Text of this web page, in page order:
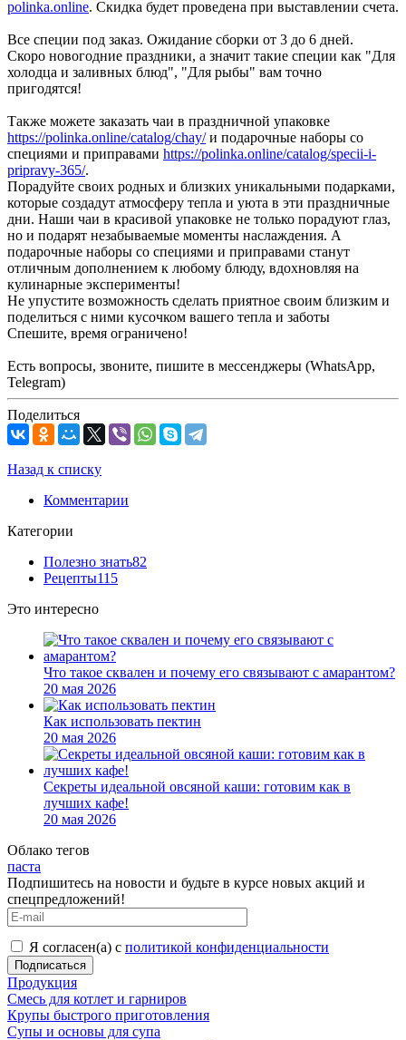
polinka.online. Скидка будет проведена при выставлении счета.
Все специи под заказ. Ожидание сборки от 3 до 6 дней.
Скоро новогодние праздники, а значит такие специи как "Для
холодца и заливных блюд", "Для рыбы" вам точно
пригодятся!
Также можете заказать чаи в праздничной упаковке
https://polinka.online/catalog/chay/и подарочные наборы со
специями и приправами https://polinka.online/catalog/specii-i-
pripravy-365/.
Порадуйте своих родных и близких уникальными подарками,
которые создадут атмосферу тепла и уюта в эти праздничные
дни. Наши чаи в красивой упаковке не только порадуют глаз,
но и подарят незабываемые моменты наслаждения. А
подарочные наборы со специями и приправами станут
отличным дополнением к любому блюду, вдохновляя на
кулинарные эксперименты!
Не упустите возможность сделать приятное своим близким и
поделиться с ними кусочком вашего тепла и заботы
Спешите, время ограничено!
Есть вопросы, звоните, пишите в мессенджеры (WhatsApp,
Telegram)
Поделиться
Назад к списку
Комментарии
Категории
Полезно знать82
Рецепты115
Это интересно
Что такое сквален и почему его связывают с амарантом?
20 мая 2026
Как использовать пектин
20 мая 2026
Секреты идеальной овсяной каши: готовим как в
лучших кафе!
20 мая 2026
Облако тегов
паста
Подпишитесь на новости и будьте в курсе новых акций и
спецпредложений!
Я согласен(а) с политикой конфиденциальности
Продукция
Смесь для котлет и гарниров
Крупы быстрого приготовления
Супы и основы для супа